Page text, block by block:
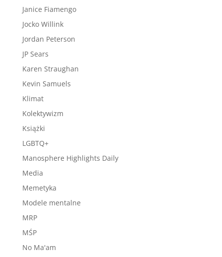
Janice Fiamengo
Jocko Willink
Jordan Peterson
JP Sears
Karen Straughan
Kevin Samuels
Klimat
Kolektywizm
Książki
LGBTQ+
Manosphere Highlights Daily
Media
Memetyka
Modele mentalne
MRP
MŚP
No Ma'am